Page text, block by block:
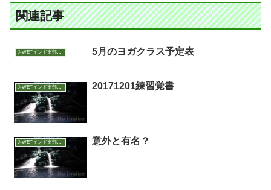
関連記事
J-WETインド支部～ヨガのこころ～ 5月のヨガクラス予定表
J-WETインド支部～ヨガのこころ～ 20171201練習覚書
J-WETインド支部～ヨガのこころ～ 意外と有名？